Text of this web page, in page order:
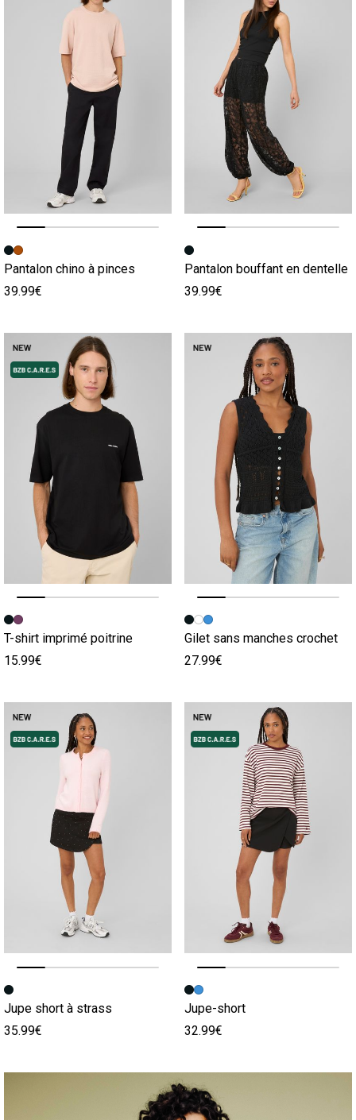
Image précédente
Image suivante
Pantalon chino à pinces
39.99€
Image précédente
Image suivante
Pantalon bouffant en dentelle
39.99€
Image précédente
Image suivante
T-shirt imprimé poitrine
15.99€
Image précédente
Image suivante
Gilet sans manches crochet
27.99€
Image précédente
Image suivante
Jupe short à strass
35.99€
Image précédente
Image suivante
Jupe-short
32.99€